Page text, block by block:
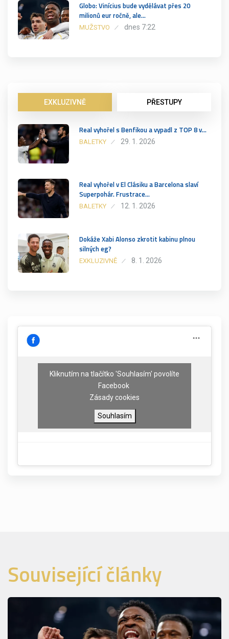
Globo: Vinícius bude vydělávat přes 20
milionů eur ročně, ale…
MUŽSTVO dnes 7:22
EXKLUZIVNĚ PŘESTUPY
Real vyhořel s Benfikou a vypadl z TOP 8 v…
BALETKY 29. 1. 2026
Real vyhořel v El Clásiku a Barcelona slaví
Superpohár. Frustrace…
BALETKY 12. 1. 2026
Dokáže Xabi Alonso zkrotit kabinu plnou
silných eg?
EXKLUZIVNĚ 8. 1. 2026
Kliknutím na tlačítko 'Souhlasím' povolíte
Facebook
Zásady cookies
Souhlasím
Související články